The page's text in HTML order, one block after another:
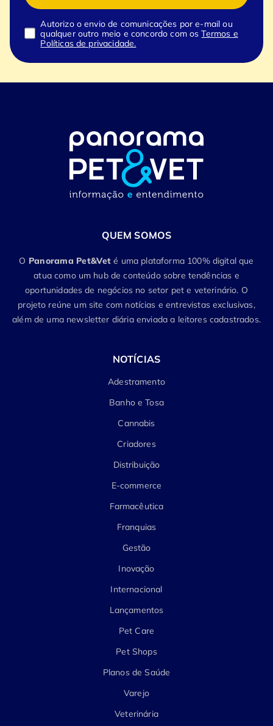
Autorizo o envio de comunicações por e-mail ou
qualquer outro meio e concordo com osTermos e
Políticas de privacidade.
QUEM SOMOS
O Panorama Pet&Vet é uma plataforma 100% digital que
atua como um hub de conteúdo sobre tendências e
oportunidades de negócios no setor pet e veterinário. O
projeto reúne um site com notícias e entrevistas exclusivas,
além de uma newsletter diária enviada a leitores cadastrados.
NOTÍCIAS
Adestramento
Banho e Tosa
Cannabis
Criadores
Distribuição
E-commerce
Farmacêutica
Franquias
Gestão
Inovação
Internacional
Lançamentos
Pet Care
Pet Shops
Planos de Saúde
Varejo
Veterinária